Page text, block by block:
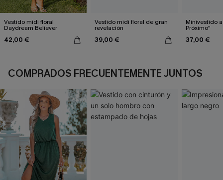
Vestido midi floral
Daydream Believer
42,00 €
Vestido midi floral de gran
revelación
39,00 €
Minivestido
Próximo"
37,00 €
COMPRADOS FRECUENTEMENTE JUNTOS